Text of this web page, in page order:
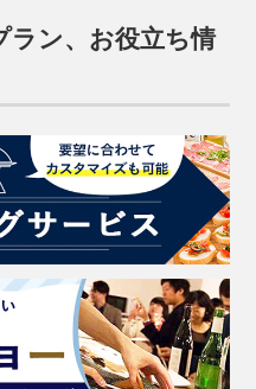
ラン、お役立ち情